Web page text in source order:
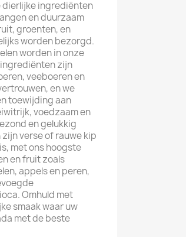
ingrediënten
en duurzaam
groenten, en
worden bezorgd.
worden in onze
zijn
veeboeren en
en we
toewijding aan
voedzaam en
en gelukkig
verse of rauwe kip
met ons hoogste
en fruit zoals
appels en peren,
Omhuld met
smaak waar uw
met de beste